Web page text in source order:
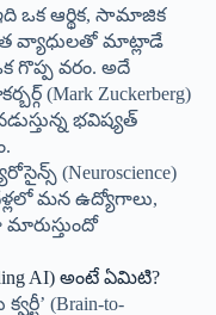
ఒక ఆర్థిక, సామాజిక
వ్యాధులతో మాట్లాడే
గొప్ప వరం. అదే
(Mark Zuckerberg)
భవిష్యత్
(Neuroscience)
మన ఉద్యోగాలు,
AI) అంటే ఏమిటి?
(Brain-to-